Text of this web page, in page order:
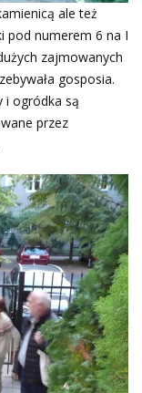
ale też
pod numerem 6 na I
zajmowanych
gosposia.
i ogródka są
przez